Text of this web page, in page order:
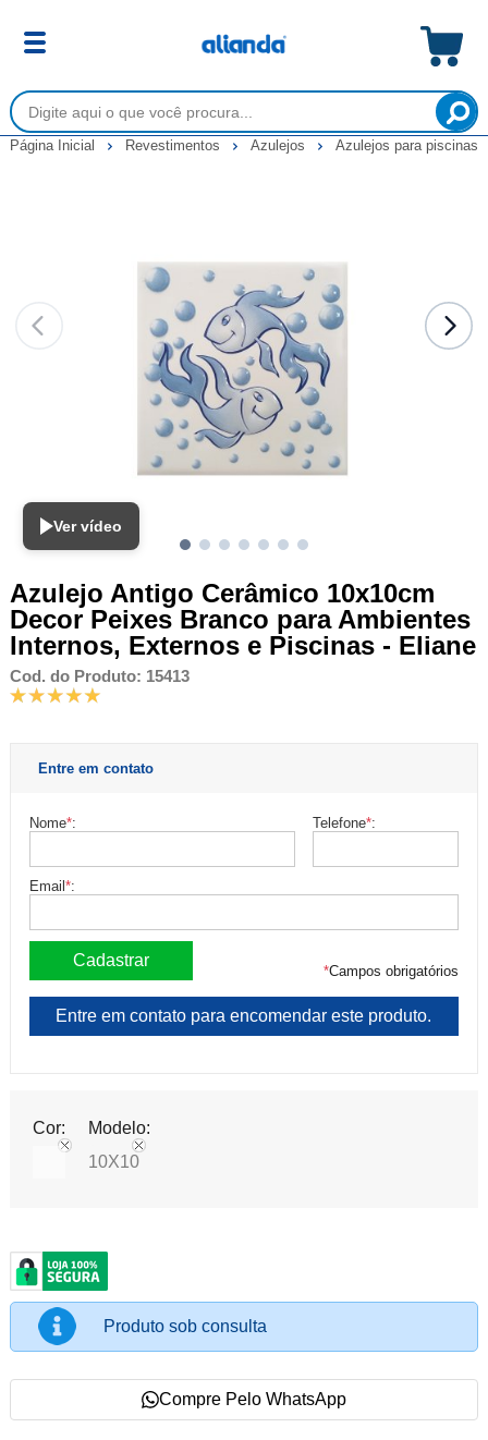
Página Inicial Revestimentos Azulejos Azulejos para piscinas
Ver vídeo
Azulejo Antigo Cerâmico 10x10cm
Decor Peixes Branco para Ambientes
Internos, Externos e Piscinas - Eliane
Cod. do Produto: 15413
Entre em contato
Nome*: Telefone*:
Email*:
*Campos obrigatórios
Entre em contato para encomendar este produto.
Cor:
Modelo:
10X10
Produto sob consulta
Compre Pelo WhatsApp